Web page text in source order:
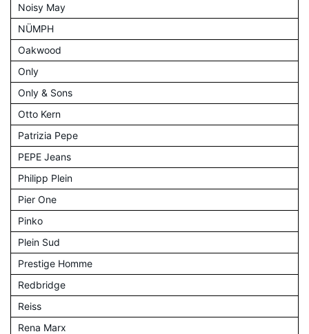
Noisy May
NÜMPH
Oakwood
Only
Only & Sons
Otto Kern
Patrizia Pepe
PEPE Jeans
Philipp Plein
Pier One
Pinko
Plein Sud
Prestige Homme
Redbridge
Reiss
Rena Marx